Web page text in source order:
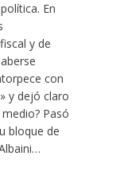
En
y de
con
y dejó claro
Pasó
bloque de